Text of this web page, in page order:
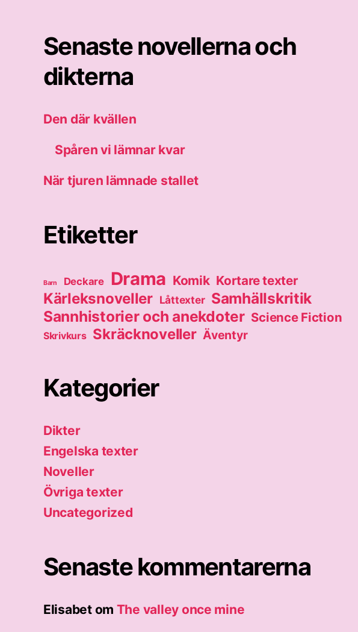
Senaste novellerna och
dikterna
Den där kvällen
Spåren vi lämnar kvar
När tjuren lämnade stallet
Etiketter
Barn Deckare Drama Komik Kortare texter
Kärleksnoveller Låttexter Samhällskritik
Sannhistorier och anekdoter Science Fiction
Skrivkurs Skräcknoveller Äventyr
Kategorier
Dikter
Engelska texter
Noveller
Övriga texter
Uncategorized
Senaste kommentarerna
Elisabetom The valley once mine